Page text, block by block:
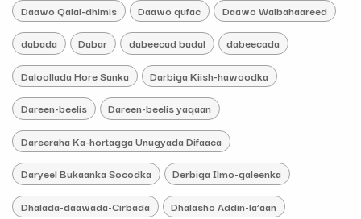
Daawo Qalal-dhimis Daawo qufac Daawo Walbahaareed
dabada Dabar dabeecad badal dabeecada
Daloollada Hore Sanka Darbiga Kiish-hawoodka
Dareen-beelis Dareen-beelis yaqaan
Dareeraha Ka-hortagga Unugyada Difaaca
Daryeel Bukaanka Socodka Derbiga Ilmo-galeenka
Dhalada-daawada-Cirbada Dhalasho Addin-la’aan